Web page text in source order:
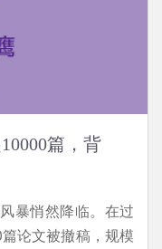
篇，背
暴悄然降临。在过
论文被撤稿，规模